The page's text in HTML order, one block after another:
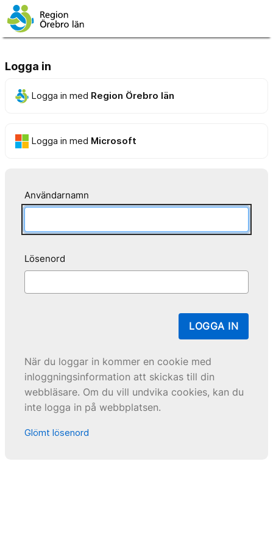
Logga in
Logga in med Region Örebro län
Logga in med Microsoft
Användarnamn
Lösenord
LOGGA IN
När du loggar in kommer en cookie med
inloggningsinformation att skickas till din
webbläsare. Om du vill undvika cookies, kan du
inte logga in på webbplatsen.
Glömt lösenord